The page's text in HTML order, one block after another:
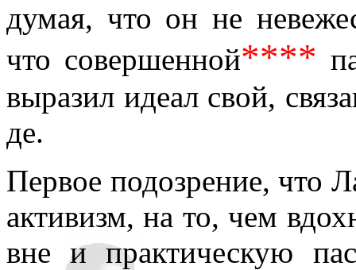
думая, что он не
что совершенной****
выразил идеал свой,
де.
Первое подозрение, что
активизм, на то, чем
вне и практическую